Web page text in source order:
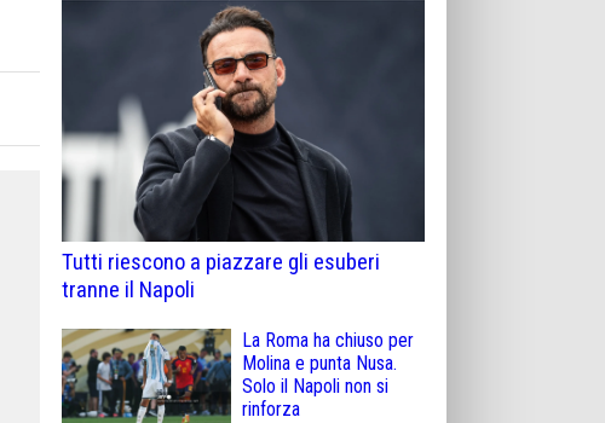
Tutti riescono a piazzare gli esuberi
tranne il Napoli
La Roma ha chiuso per
Molina e punta Nusa.
Solo il Napoli non si
rinforza